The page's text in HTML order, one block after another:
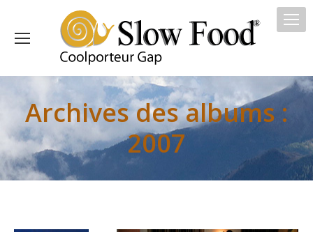
Archives des albums :
2007